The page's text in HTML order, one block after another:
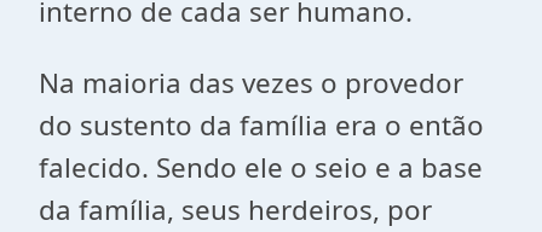
interno de cada ser humano.
Na maioria das vezes o provedor
do sustento da família era o então
falecido. Sendo ele o seio e a base
da família, seus herdeiros, por